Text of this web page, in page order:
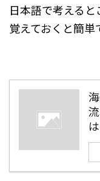
日本語で考えると
覚えておくと簡単